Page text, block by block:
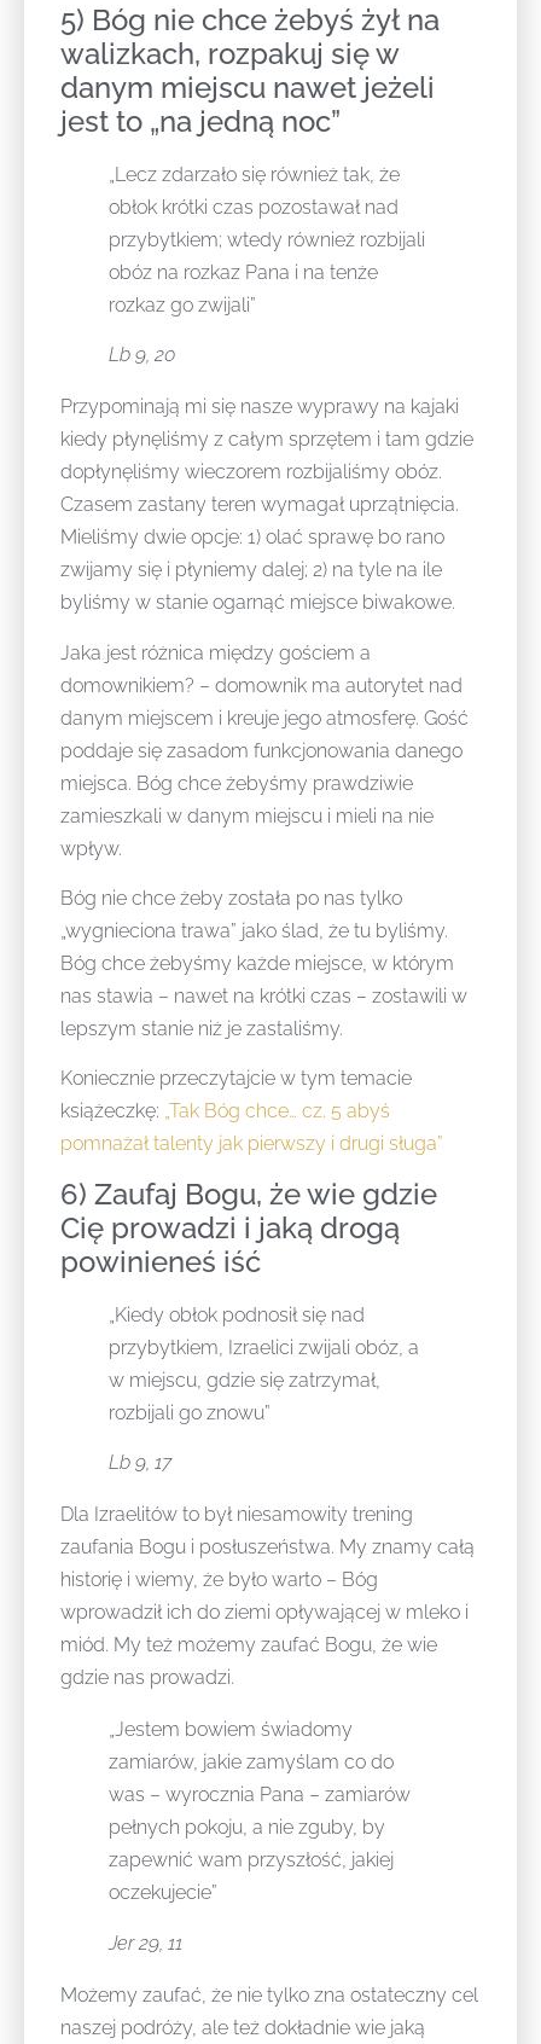
5) Bóg nie chce żebyś żył na
walizkach, rozpakuj się w
danym miejscu nawet jeżeli
jest to „na jedną noc”
„Lecz zdarzało się również tak, że
obłok krótki czas pozostawał nad
przybytkiem; wtedy również rozbijali
obóz na rozkaz Pana i na tenże
rozkaz go zwijali”
Lb 9, 20
Przypominają mi się nasze wyprawy na kajaki
kiedy płynęliśmy z całym sprzętem i tam gdzie
dopłynęliśmy wieczorem rozbijaliśmy obóz.
Czasem zastany teren wymagał uprzątnięcia.
Mieliśmy dwie opcje: 1) olać sprawę bo rano
zwijamy się i płyniemy dalej; 2) na tyle na ile
byliśmy w stanie ogarnąć miejsce biwakowe.
Jaka jest różnica między gościem a
domownikiem? – domownik ma autorytet nad
danym miejscem i kreuje jego atmosferę. Gość
poddaje się zasadom funkcjonowania danego
miejsca. Bóg chce żebyśmy prawdziwie
zamieszkali w danym miejscu i mieli na nie
wpływ.
Bóg nie chce żeby została po nas tylko
„wygnieciona trawa” jako ślad, że tu byliśmy.
Bóg chce żebyśmy każde miejsce, w którym
nas stawia – nawet na krótki czas – zostawili w
lepszym stanie niż je zastaliśmy.
Koniecznie przeczytajcie w tym temacie
książeczkę: „Tak Bóg chce… cz. 5 abyś
pomnażał talenty jak pierwszy i drugi sługa”
6) Zaufaj Bogu, że wie gdzie
Cię prowadzi i jaką drogą
powinieneś iść
„Kiedy obłok podnosił się nad
przybytkiem, Izraelici zwijali obóz, a
w miejscu, gdzie się zatrzymał,
rozbijali go znowu”
Lb 9, 17
Dla Izraelitów to był niesamowity trening
zaufania Bogu i posłuszeństwa. My znamy całą
historię i wiemy, że było warto – Bóg
wprowadził ich do ziemi opływającej w mleko i
miód. My też możemy zaufać Bogu, że wie
gdzie nas prowadzi.
„Jestem bowiem świadomy
zamiarów, jakie zamyślam co do
was – wyrocznia Pana – zamiarów
pełnych pokoju, a nie zguby, by
zapewnić wam przyszłość, jakiej
oczekujecie”
Jer 29, 11
Możemy zaufać, że nie tylko zna ostateczny cel
naszej podróży, ale też dokładnie wie jaką